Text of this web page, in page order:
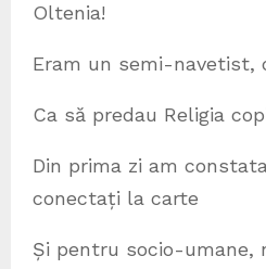
Oltenia!
Eram un semi-navetist,
Ca să predau Religia
Din prima zi am
conectați la carte
Și pentru socio-umane,